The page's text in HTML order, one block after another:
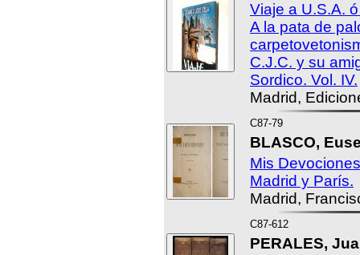
Viaje a U.S.A.
A la pata de
C.J.C. y su
Sordico. Vol. IV.
Madrid,
C87-79
BLASCO,
Mis
Madrid y París.
Madrid,
C87-612
PERALES,